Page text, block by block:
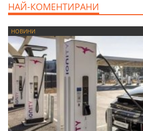
НАЙ-КОМЕНТИРАНИ
НОВИНИ